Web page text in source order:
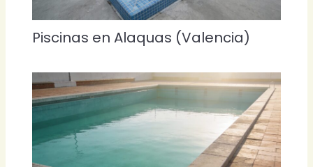
Piscinas en Alaquas (Valencia)